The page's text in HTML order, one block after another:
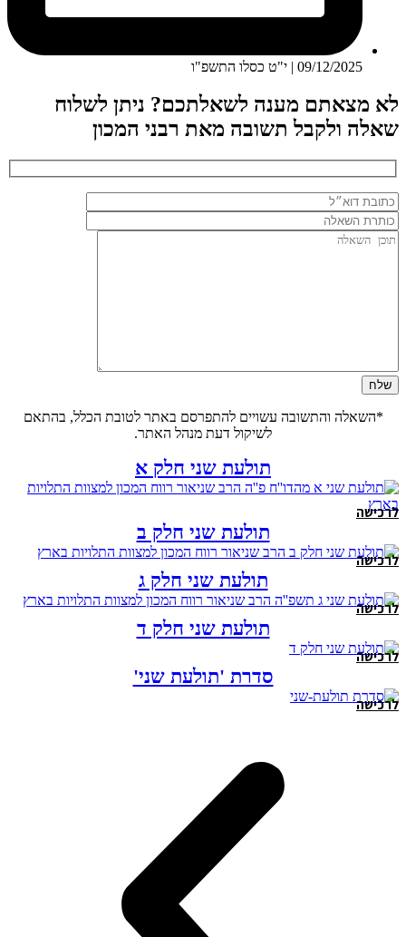
09/12/2025 | י"ט כסלו התשפ"ו
לא מצאתם מענה לשאלתכם? ניתן לשלוח
שאלה ולקבל תשובה מאת רבני המכון
*השאלה והתשובה עשויים להתפרסם באתר לטובת הכלל, בהתאם
לשיקול דעת מנהל האתר.
תולעת שני חלק א
לרכישה
תולעת שני חלק ב
לרכישה
תולעת שני חלק ג
לרכישה
תולעת שני חלק ד
לרכישה
סדרת 'תולעת שני'
לרכישה